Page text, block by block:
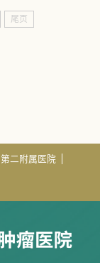
尾页
第二附属医院